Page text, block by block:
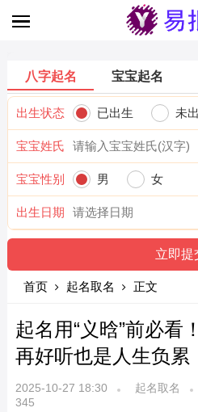
八字起名 宝宝起名
出生状态 已出生 未
宝宝姓氏
宝宝性别 男 女
出生日期
首页 起名取名 正文
起名用“义晗”前必看
再好听也是人生负累
2025-10-27 18:30 起名取名
345